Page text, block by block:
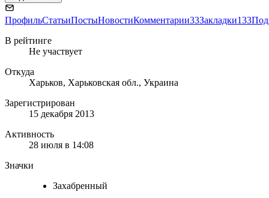
ПрофильСтатьиПостыНовостиКомментарии33Закладки133
В рейтинге
Не участвует
Откуда
Харьков, Харьковская обл., Украина
Зарегистрирован
15 декабря 2013
Активность
28 июля в 14:08
Значки
Захабренный